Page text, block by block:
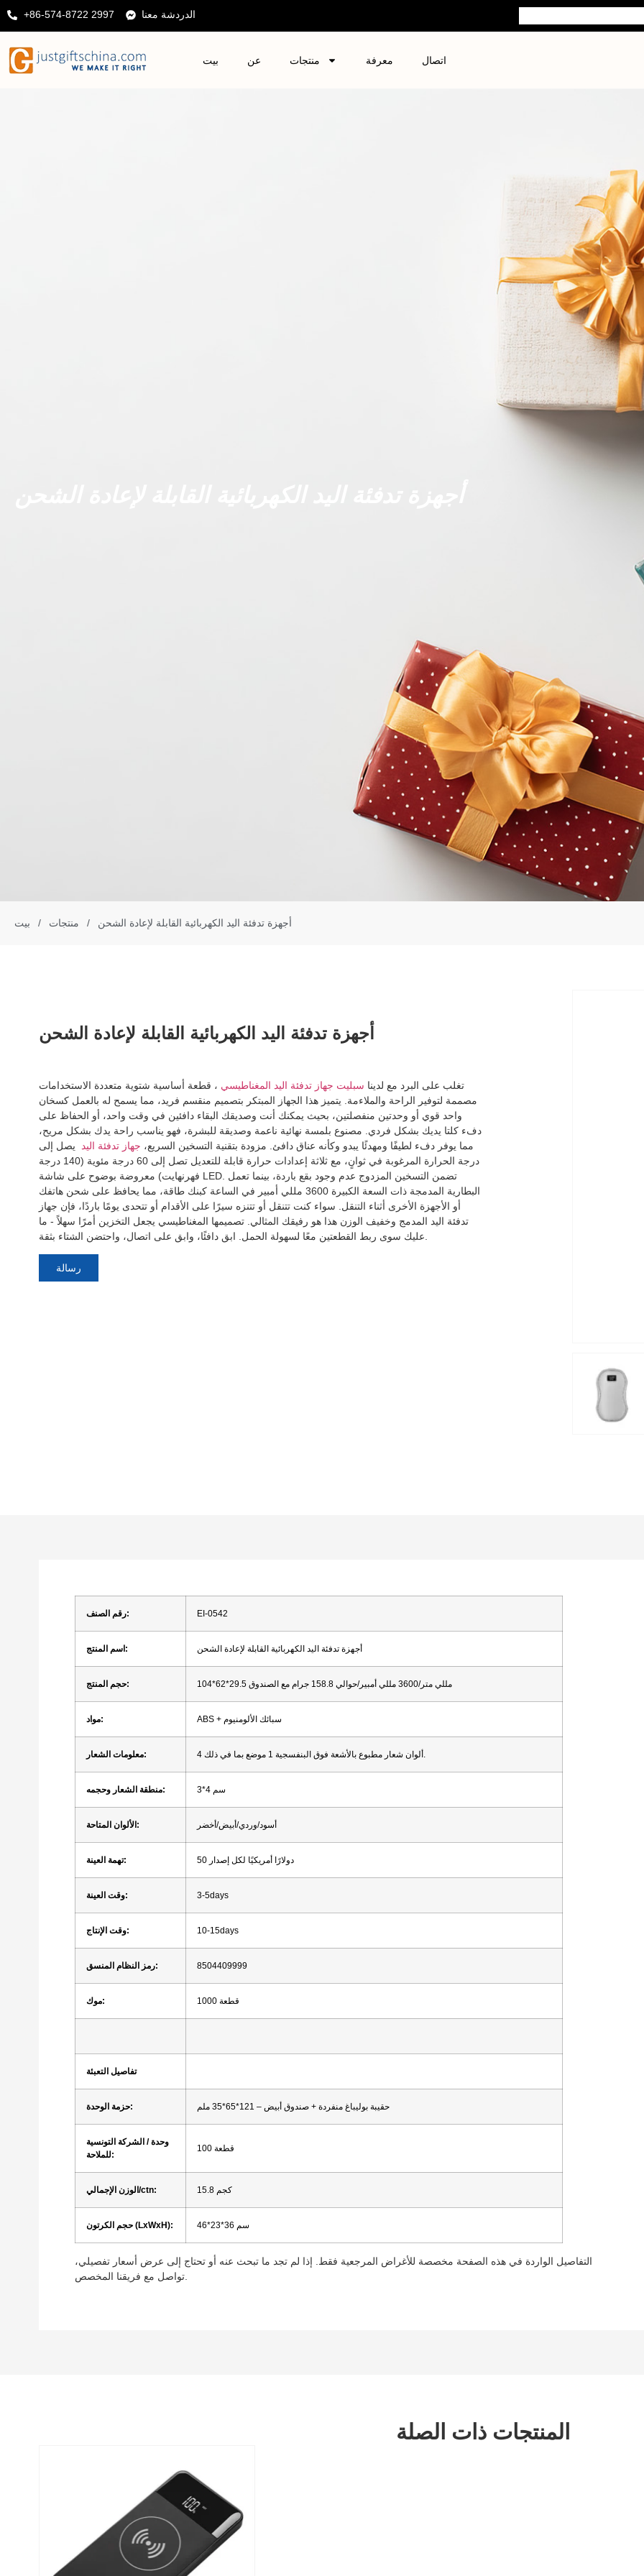
+86-574-8722 2997 الدردشة معنا
بيت عن منتجات معرفة اتصال
بيت / منتجات / أجهزة تدفئة اليد الكهربائية القابلة لإعادة الشحن
أجهزة تدفئة اليد الكهربائية القابلة لإعادة الشحن
تغلب على البرد مع لدينا سبليت جهاز تدفئة اليد المغناطيسي ، قطعة أساسية شتوية متعددة الاستخدامات
مصممة لتوفير الراحة والملاءمة. يتميز هذا الجهاز المبتكر بتصميم منقسم فريد، مما يسمح له بالعمل كسخان
واحد قوي أو وحدتين منفصلتين، بحيث يمكنك أنت وصديقك البقاء دافئين في وقت واحد، أو الحفاظ على
دفء كلتا يديك بشكل فردي. مصنوع بلمسة نهائية ناعمة وصديقة للبشرة، فهو يناسب راحة يدك بشكل مريح،
مما يوفر دفء لطيفًا ومهدئًا يبدو وكأنه عناق دافئ. مزودة بتقنية التسخين السريع، جهاز تدفئة اليد
يصل إلى
درجة الحرارة المرغوبة في ثوانٍ، مع ثلاثة إعدادات حرارة قابلة للتعديل تصل إلى 60 درجة مئوية (140 درجة
فهرنهايت) معروضة بوضوح على شاشة LED. تضمن التسخين المزدوج عدم وجود بقع باردة، بينما تعمل
البطارية المدمجة ذات السعة الكبيرة 3600 مللي أمبير في الساعة كبنك طاقة، مما يحافظ على شحن هاتفك
أو الأجهزة الأخرى أثناء التنقل. سواء كنت تتنقل أو تتنزه سيرًا على الأقدام أو تتحدى يومًا باردًا، فإن جهاز
تدفئة اليد المدمج وخفيف الوزن هذا هو رفيقك المثالي. تصميمها المغناطيسي يجعل التخزين أمرًا سهلاً - ما
رسالة
رقم الصنف: EI-0542
اسم المنتج: أجهزة تدفئة اليد الكهربائية القابلة لإعادة الشحن
حجم المنتج: 104*62*29.5 مللي متر/3600 مللي أمبير/حوالي 158.8 جرام مع الصندوق
مواد: ABS + سبائك الألومنيوم
معلومات الشعار: 4 ألوان شعار مطبوع بالأشعة فوق البنفسجية 1 موضع بما في ذلك.
منطقة الشعار وحجمه: 3*4 سم
الألوان المتاحة:
تهمة العينة: 50 دولارًا أمريكيًا لكل إصدار
وقت العينة: 3-5days
وقت الإنتاج: 10-15days
رمز النظام المنسق: 8504409999
موك: 1000 قطعة
تفاصيل التعبئة
حزمة الوحدة: حقيبة بوليباغ منفردة + صندوق أبيض – 121*65*35 ملم
وحدة / الشركة التونسية
للملاحة:
100 قطعة
الوزن الإجمالي/ctn: 15.8 كجم
حجم الكرتون (LxWxH): 46*23*36 سم
التفاصيل الواردة في هذه الصفحة مخصصة للأغراض المرجعية فقط. إذا لم تجد ما تبحث عنه أو تحتاج إلى عرض أسعار تفصيلي،
تواصل مع فريقنا المخصص.
المنتجات ذات الصلة